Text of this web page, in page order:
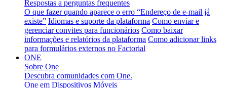
Respostas a perguntas frequentes
O que fazer quando aparece o erro “Endereço de e-mail já
existe” Idiomas e suporte da plataforma Como enviar e
gerenciar convites para funcionários Como baixar
informações e relatórios da plataforma Como adicionar links
para formulários externos no Factorial
ONE
Sobre One
Descubra comunidades com One.
One em Dispositivos Móveis